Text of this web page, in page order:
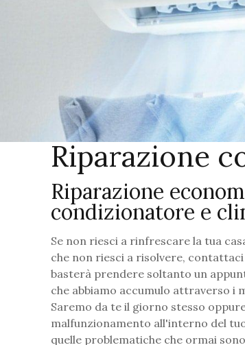
Riparazione
Riparazione
condizionatore e
Se non riesci a rinfrescare la tua
che non riesci a risolvere,
basterà prendere soltanto un
che abbiamo accumulo attraverso
Saremo da te il giorno stesso
malfunzionamento all'interno del
quelle problematiche che ormai